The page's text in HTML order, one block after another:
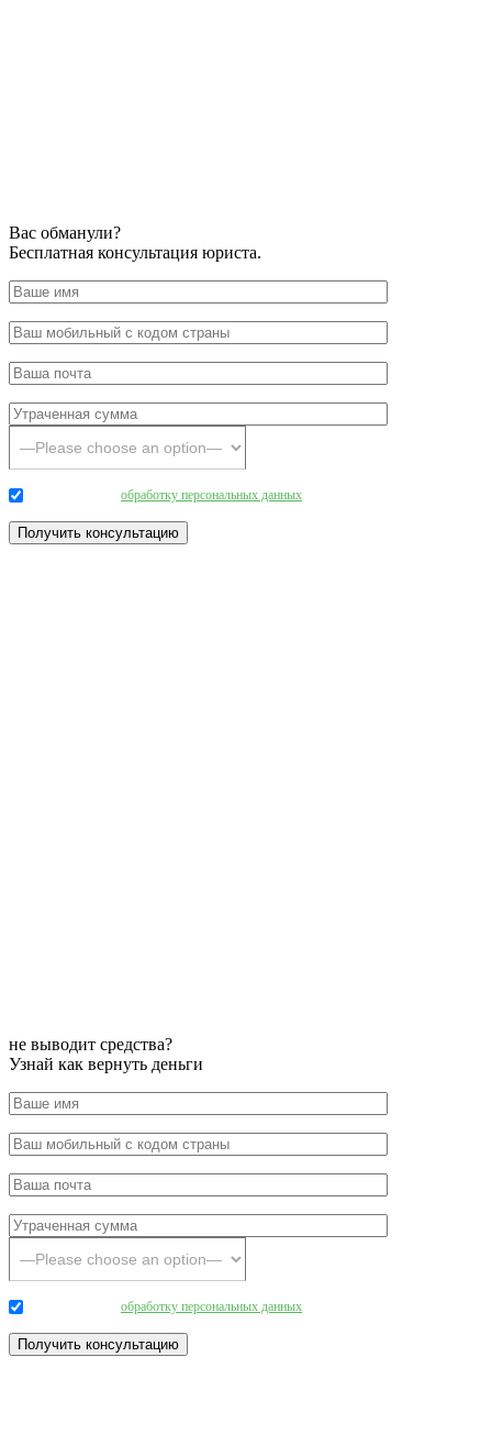
Вас обманули?
Бесплатная консультация юриста.
обработку персональных данных
не выводит средства?
Узнай как вернуть деньги
обработку персональных данных